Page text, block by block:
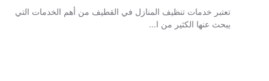
تعتبر خدمات تنظيف المنازل في القطيف من أهم الخدمات التي
يبحث عنها الكثير من ا...